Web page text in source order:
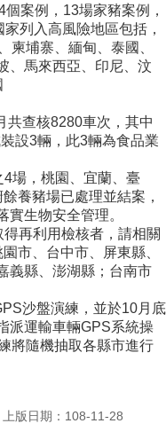
案例，13場家豬案例，
列入高風險地區包括，
柬埔寨、緬甸、泰國、
、馬來西亞、印尼、汶
共查核8280車次，其中
設3輛，此3輛為食品業
場，桃園、宜蘭、臺
養豬場已處理並結案，
生物安全管理。
再利用檢核者，請相關
市、台中市、屏東縣、
義縣、澎湖縣；台南市
沙盤演練，並於10月底
派運輸車輛GPS系統操
將隨機抽取各縣市進行
上版日期：108-11-28